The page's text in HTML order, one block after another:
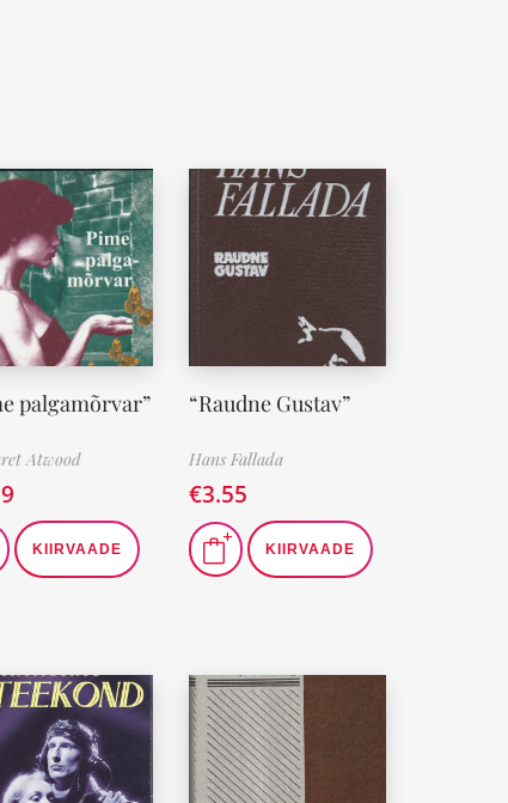
palgamõrvar”
Atwood
KIIRVAADE
“Raudne Gustav”
Hans Fallada
€3.55
KIIRVAADE